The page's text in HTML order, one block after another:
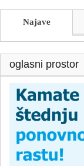
Najave
oglasni prostor